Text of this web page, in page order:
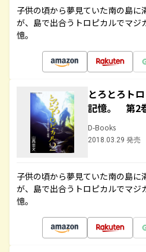
子供の頃から夢見ていた南の島に
が、島で出合うトロピカルでマジ
憶。
とろとろト
記憶。 第2
D-Books
2018.03.29 発売
子供の頃から夢見ていた南の島に
が、島で出合うトロピカルでマジ
憶。